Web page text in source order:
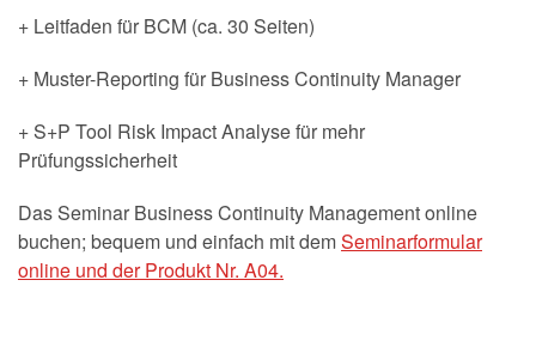
+ Leitfaden für BCM (ca. 30 Seiten)
+ Muster-Reporting für Business Continuity Manager
+ S+P Tool Risk Impact Analyse für mehr
Prüfungssicherheit
Das Seminar Business Continuity Management online
buchen; bequem und einfach mit demSeminarformular
online und der Produkt Nr. A04.